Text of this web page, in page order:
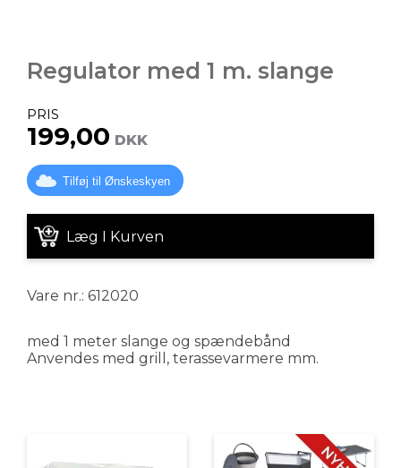
Regulator med 1 m. slange
PRIS
199,00 DKK
Tilføj til Ønskeskyen
Læg I Kurven
Vare nr.: 612020
med 1 meter slange og spændebånd
Anvendes med grill, terassevarmere mm.